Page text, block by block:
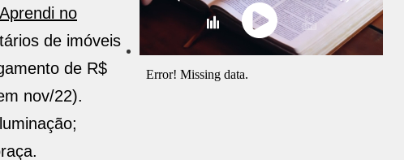
no
de imóveis
de R$
nov/22).